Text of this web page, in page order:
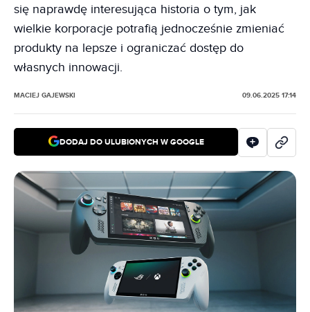
się naprawdę interesująca historia o tym, jak
wielkie korporacje potrafią jednocześnie zmieniać
produkty na lepsze i ograniczać dostęp do
własnych innowacji.
MACIEJ GAJEWSKI 09.06.2025 17:14
DODAJ DO ULUBIONYCH W GOOGLE